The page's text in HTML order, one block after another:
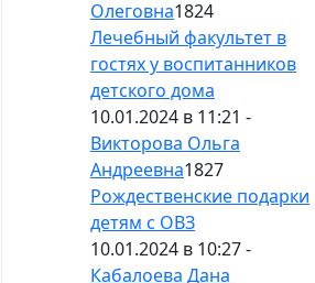
Олеговна1824
Лечебный факультет в
гостях у воспитанников
детского дома
10.01.2024 в 11:21 -
Викторова Ольга
Андреевна1827
Рождественские подарки
детям с ОВЗ
10.01.2024 в 10:27 -
Кабалоева Дана